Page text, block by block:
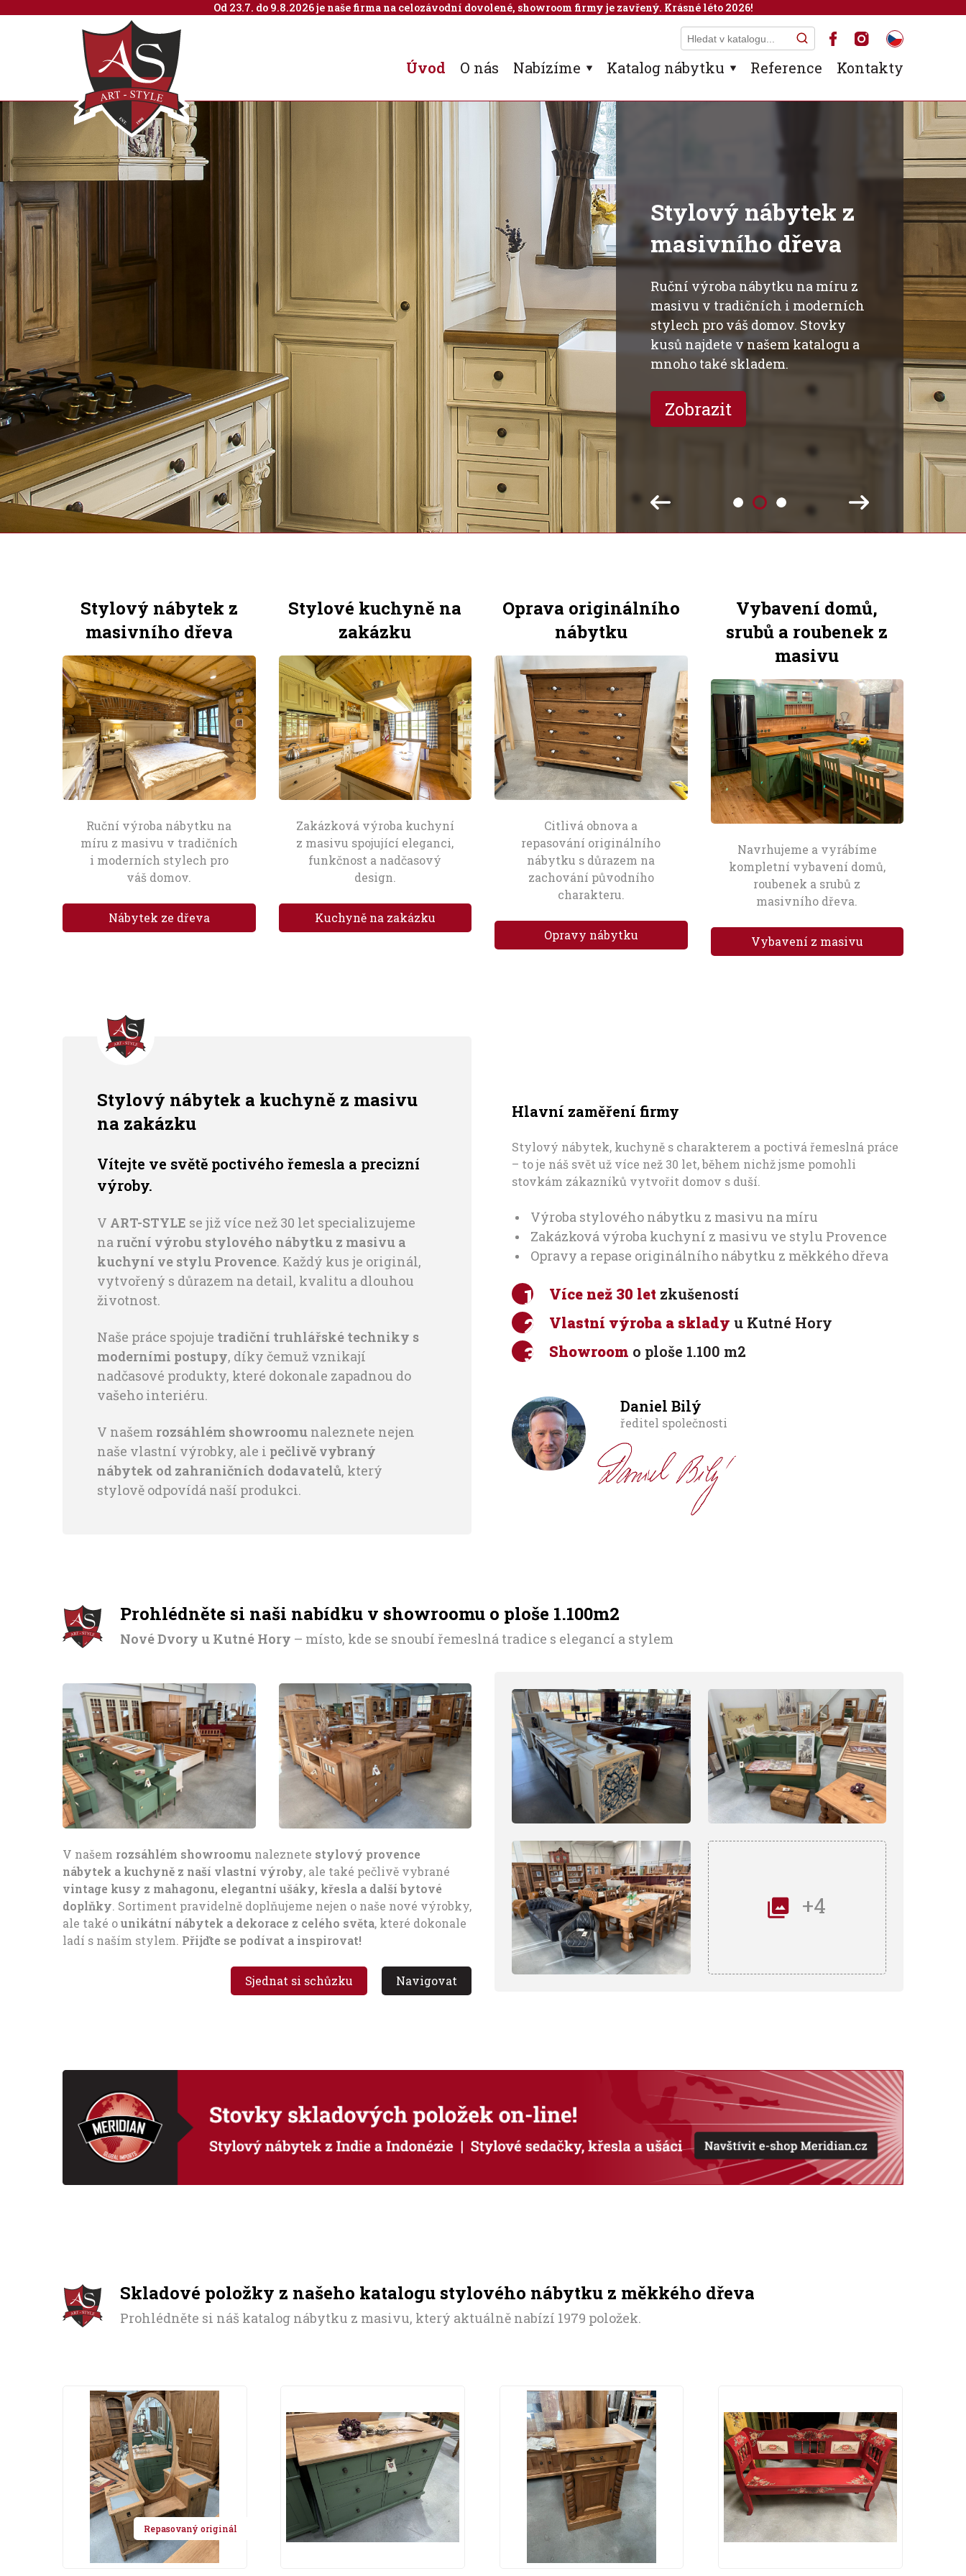
Úvod O nás Nabízíme Katalog nábytku Reference Kontakty
Stylový nábytek z
masivního dřeva
Ruční výroba nábytku na míru z
masivu v tradičních i moderních
stylech pro váš domov. Stovky
kusů najdete v našem katalogu a
mnoho také skladem.
Zobrazit
Stylový nábytek z
masivního dřeva
Ruční výroba nábytku na
míru z masivu v tradičních
i moderních stylech pro
váš domov.
Nábytek ze dřeva
Stylové kuchyně na
zakázku
Zakázková výroba kuchyní
z masivu spojující eleganci,
funkčnost a nadčasový
design.
Kuchyně na zakázku
Oprava originálního
nábytku
Citlivá obnova a
repasování originálního
nábytku s důrazem na
zachování původního
charakteru.
Opravy nábytku
Vybavení domů,
srubů a roubenek z
masivu
Navrhujeme a vyrábíme
kompletní vybavení domů,
roubenek a srubů z
masivního dřeva.
Vybavení z masivu
Stylový nábytek a kuchyně z masivu
na zakázku
Vítejte ve světě poctivého řemesla a precizní
výroby.
V ART-STYLE se již více než 30 let specializujeme
na ruční výrobu stylového nábytku z masivu a
kuchyní ve stylu Provence. Každý kus je originál,
vytvořený s důrazem na detail, kvalitu a dlouhou
životnost.
Naše práce spojuje tradiční truhlářské techniky s
moderními postupy, díky čemuž vznikají
nadčasové produkty, které dokonale zapadnou do
vašeho interiéru.
V našem rozsáhlém showroomu naleznete nejen
naše vlastní výrobky, ale i pečlivě vybraný
nábytek od zahraničních dodavatelů, který
stylově odpovídá naší produkci.
Hlavní zaměření firmy
Stylový nábytek, kuchyně s charakterem a poctivá řemeslná práce
– to je náš svět už více než 30 let, během nichž jsme pomohli
stovkám zákazníků vytvořit domov s duší.
Výroba stylového nábytku z masivu na míru
Zakázková výroba kuchyní z masivu ve stylu Provence
Opravy a repase originálního nábytku z měkkého dřeva
Více než 30 let zkušeností
Vlastní výroba a sklady u Kutné Hory
Showroom o ploše 1.100 m2
Daniel Bilý
ředitel společnosti
Prohlédněte si naši nabídku v showroomu o ploše 1.100m2
Nové Dvory u Kutné Hory – místo, kde se snoubí řemeslná tradice s elegancí a stylem
V našem rozsáhlém showroomu naleznete stylový provence
nábytek a kuchyně z naší vlastní výroby, ale také pečlivě vybrané
vintage kusy z mahagonu, elegantní ušáky, křesla a další bytové
doplňky. Sortiment pravidelně doplňujeme nejen o naše nové výrobky,
ale také ounikátní nábytek a dekorace z celého světa, které dokonale
ladí s naším stylem. Přijďte se podívat a inspirovat!
Sjednat si schůzku Navigovat
+4
Skladové položky z našeho katalogu stylového nábytku z měkkého dřeva
Prohlédněte si náš katalog nábytku z masivu, který aktuálně nabízí 1979 položek.
Repasovaný originál
Od 23.7. do 9.8.2026 je naše firma na celozávodní dovolené, showroom firmy je zavřený. Krásné léto 2026!